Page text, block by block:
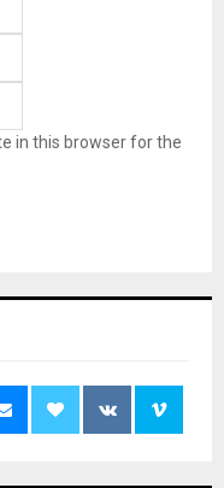
in this browser for the